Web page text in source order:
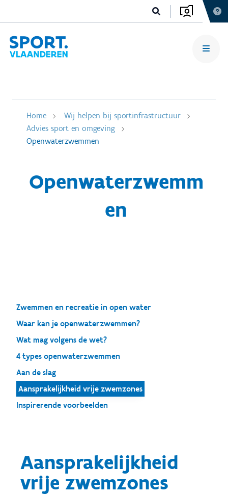
Home
Wij helpen bij sportinfrastructuur
Advies sport en omgeving
Openwaterzwemmen
Openwaterzwemm
en
Zwemmen en recreatie in open water
Waar kan je openwaterzwemmen?
Wat mag volgens de wet?
4 types openwaterzwemmen
Aan de slag
Aansprakelijkheid vrije zwemzones
Inspirerende voorbeelden
Aansprakelijkheid
vrije zwemzones